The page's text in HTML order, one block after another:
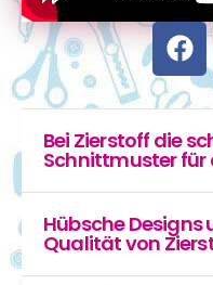
Bei Zierstoff die
Schnittmuster für
Hübsche
Qualität von